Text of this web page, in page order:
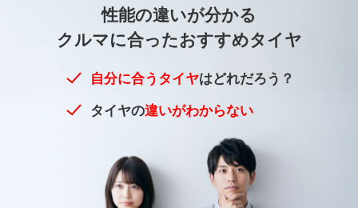
性能の違いが分かる
クルマに合ったおすすめタイヤ
自分に合うタイヤはどれだろう？
タイヤの違いがわからない